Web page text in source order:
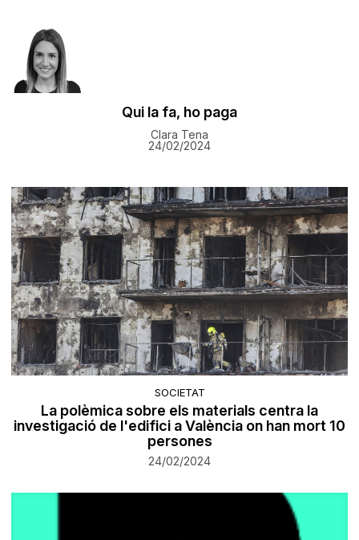
Qui la fa, ho paga
Clara Tena
24/02/2024
SOCIETAT
La polèmica sobre els materials centra la
investigació de l'edifici a València on han mort 10
persones
24/02/2024